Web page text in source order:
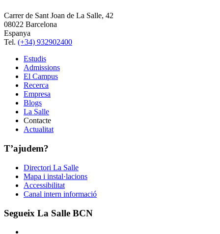
Carrer de Sant Joan de La Salle, 42
08022 Barcelona
Espanya
Tel. (+34) 932902400
Estudis
Admissions
El Campus
Recerca
Empresa
Blogs
La Salle
Contacte
Actualitat
T’ajudem?
Directori La Salle
Mapa i instal·lacions
Accessibilitat
Canal intern informació
Segueix La Salle BCN